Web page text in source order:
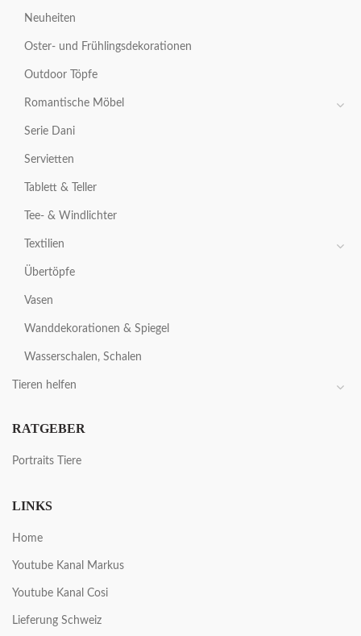
Neuheiten
Oster- und Frühlingsdekorationen
Outdoor Töpfe
Romantische Möbel
Serie Dani
Servietten
Tablett & Teller
Tee- & Windlichter
Textilien
Übertöpfe
Vasen
Wanddekorationen & Spiegel
Wasserschalen, Schalen
Tieren helfen
RATGEBER
Portraits Tiere
LINKS
Home
Youtube Kanal Markus
Youtube Kanal Cosi
Lieferung Schweiz